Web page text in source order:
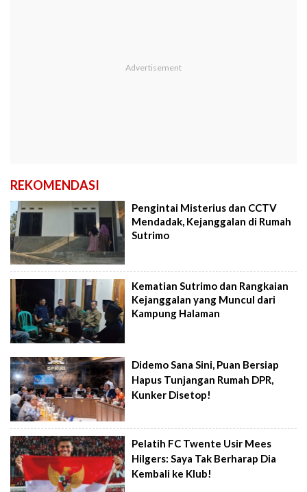
REKOMENDASI
Pengintai Misterius dan CCTV
Mendadak, Kejanggalan di Rumah
Sutrimo
Kematian Sutrimo dan Rangkaian
Kejanggalan yang Muncul dari
Kampung Halaman
Didemo Sana Sini, Puan Bersiap
Hapus Tunjangan Rumah DPR,
Kunker Disetop!
Pelatih FC Twente Usir Mees
Hilgers: Saya Tak Berharap Dia
Kembali ke Klub!